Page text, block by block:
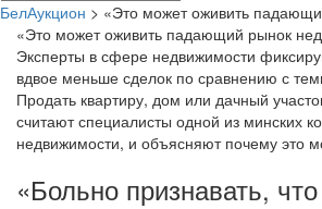
БелАукцион > «Это может оживить
«Это может оживить падающий рынок
Эксперты в сфере недвижимости
вдвое меньше сделок по сравнению с
Продать квартиру, дом или дачный
считают специалисты одной из минских
недвижимости, и объясняют почему это
«Больно признавать,